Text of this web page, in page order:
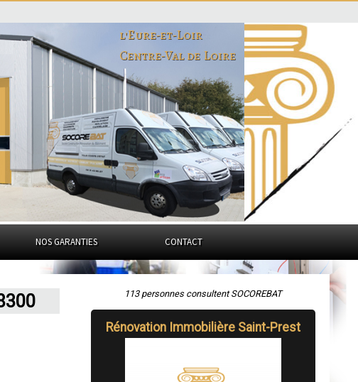
l'Eure-et-Loir
Centre-Val de Loire
NOS GARANTIES CONTACT
113 personnes consultent SOCOREBAT
Rénovation Immobilière Saint-Prest